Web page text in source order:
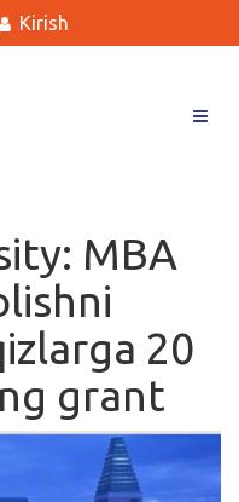
Kirish
MBA
20
grant